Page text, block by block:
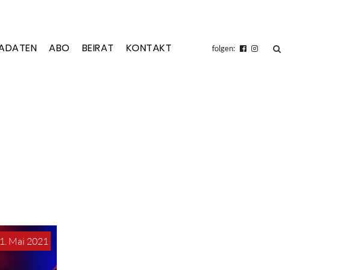
ABO BEIRAT KONTAKT folgen: suchen
Mai 2021